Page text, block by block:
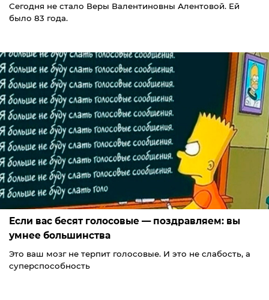
Сегодня не стало Веры Валентиновны Алентовой. Ей
было 83 года.
Если вас бесят голосовые — поздравляем: вы
умнее большинства
Это ваш мозг не терпит голосовые. И это не слабость, а
суперспособность